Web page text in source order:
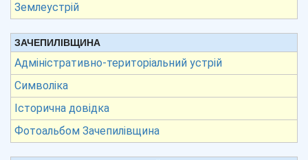
Землеустрій
ЗАЧЕПИЛІВЩИНА
Адміністративно-територіальний устрій
Символіка
Історична довідка
Фотоальбом Зачепилівщина